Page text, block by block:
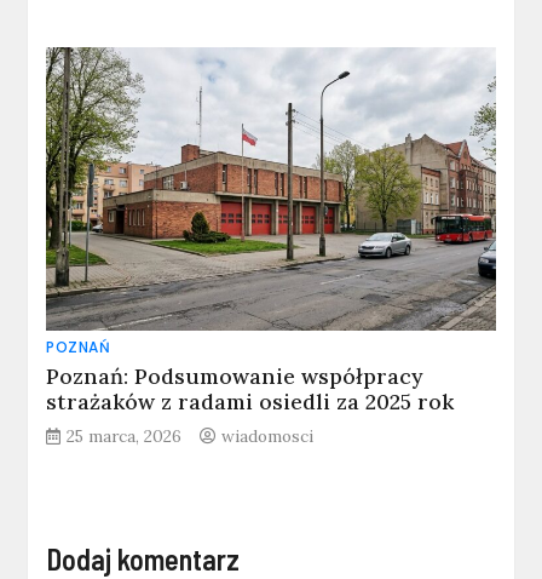
POZNAŃ
Poznań: Podsumowanie współpracy
strażaków z radami osiedli za 2025 rok
25 marca, 2026 wiadomosci
Dodaj komentarz